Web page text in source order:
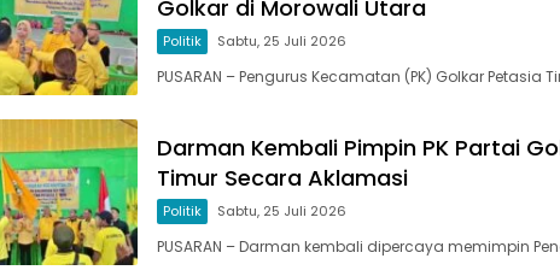
Golkar di Morowali Utara
Politik Sabtu, 25 Juli 2026
PUSARAN – Pengurus Kecamatan (PK) Golkar Petasia
Darman Kembali Pimpin PK Partai
Timur Secara Aklamasi
Politik Sabtu, 25 Juli 2026
PUSARAN – Darman kembali dipercaya memimpin